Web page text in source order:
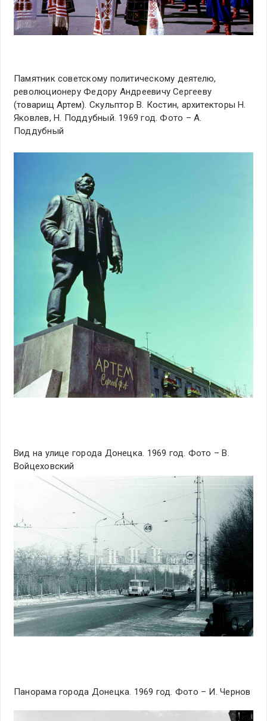
Памятник советскому политическому деятелю,
революционеру Федору Андреевичу Сергееву
(товарищ Артем). Скульптор В. Костин, архитекторы Н.
Яковлев, Н. Поддубный. 1969 год. Фото – А.
Поддубный
Вид на улице города Донецка. 1969 год. Фото – В.
Войцеховский
Панорама города Донецка. 1969 год. Фото – И. Чернов